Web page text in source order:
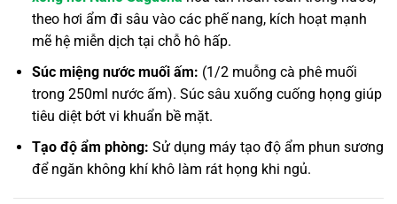
theo hơi ẩm đi sâu vào các phế nang, kích hoạt mạnh
mẽ hệ miễn dịch tại chỗ hô hấp.
Súc miệng nước muối ấm: (1/2 muỗng cà phê muối
trong 250ml nước ấm). Súc sâu xuống cuống họng giúp
tiêu diệt bớt vi khuẩn bề mặt.
Tạo độ ẩm phòng: Sử dụng máy tạo độ ẩm phun sương
để ngăn không khí khô làm rát họng khi ngủ.